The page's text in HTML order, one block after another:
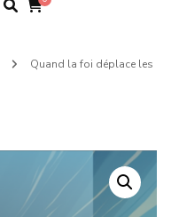
Quand la foi déplace les